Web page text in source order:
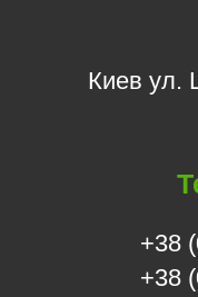
Киев ул.
+38
+38